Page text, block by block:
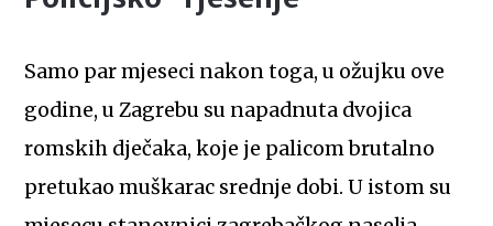
Samo par mjeseci nakon toga, u ožujku ove
godine, u Zagrebu su napadnuta dvojica
romskih dječaka, koje je palicom brutalno
pretukao muškarac srednje dobi. U istom su